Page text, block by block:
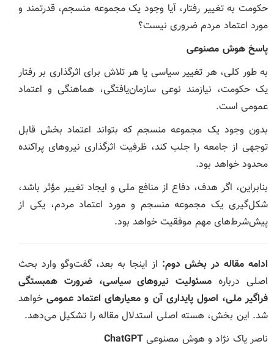
حکومت به تغییر رفتار، آیا وجود یک مجموعه منسجم، قدرتمند و
مورد اعتماد مردم ضروری نیست؟
پاسخ هوش مصنوعی
به طور کلی، هر تغییر سیاسی یا هر تلاش برای اثرگذاری بر رفتار
یک حکومت، نیازمند نوعی سازمان‌یافتگی، هماهنگی و اعتماد
عمومی است.
بدون وجود یک مجموعه منسجم که بتواند اعتماد بخش قابل
توجهی از جامعه را جلب کند، ظرفیت اثرگذاری نیروهای پراکنده
محدود خواهد بود.
بنابراین، اگر هدف، دفاع از منافع ملی و ایجاد تغییر مؤثر باشد،
شکل‌گیری یک مجموعه منسجم و مورد اعتماد مردم، یکی از
پیش‌شرط‌های مهم موفقیت خواهد بود.
ادامه مقاله در بخش دوم: از اینجا به بعد، گفت‌وگو وارد بحث
اصلی درباره مسئولیت نیروهای سیاسی، ضرورت همبستگی
فراگیر ملی، اصول پایداری آن و معیارهای اعتماد عمومیخواهد
شد. این بخش، هسته اصلی استدلال مقاله را تشکیل می‌دهد.
ناصر پاک نژاد و هوش مصنوعی ChatGPT